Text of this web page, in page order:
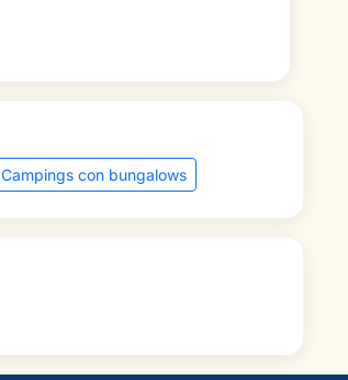
Campings con bungalows